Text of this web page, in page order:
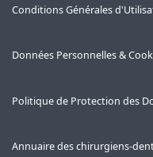
Conditions Générales
Données Personnelles &
Politique de Protection des
Annuaire des chirurgiens-